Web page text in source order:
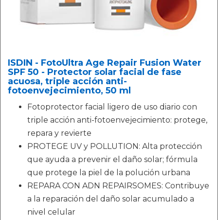
ISDIN - FotoUltra Age Repair Fusion Water
SPF 50 - Protector solar facial de fase
acuosa, triple acción anti-
fotoenvejecimiento, 50 ml
Fotoprotector facial ligero de uso diario con
triple acción anti-fotoenvejecimiento: protege,
repara y revierte
PROTEGE UV y POLLUTION: Alta protección
que ayuda a prevenir el daño solar; fórmula
que protege la piel de la polución urbana
REPARA CON ADN REPAIRSOMES: Contribuye
a la reparación del daño solar acumulado a
nivel celular